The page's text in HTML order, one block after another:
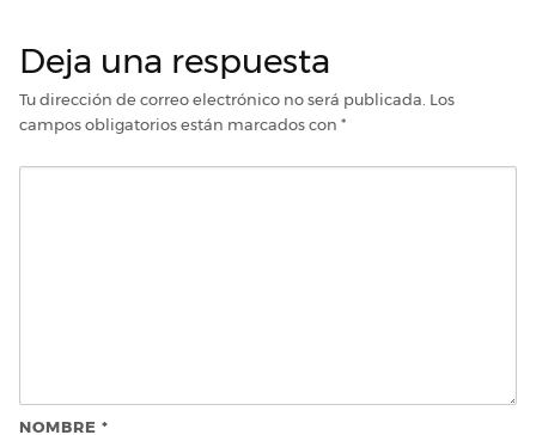
Deja una respuesta
Tu dirección de correo electrónico no será publicada. Los
campos obligatorios están marcados con *
NOMBRE *